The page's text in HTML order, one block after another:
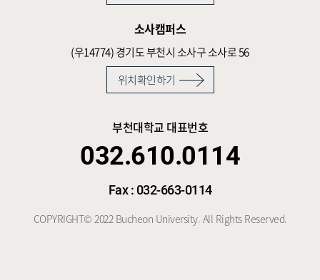
소사캠퍼스
(우14774)경기도 부천시 소사구 소사로 56
위치확인하기
부천대학교 대표번호
032.610.0114
Fax : 032-663-0114
COPYRIGHT© 2022 Bucheon University. All Rights Reserved.